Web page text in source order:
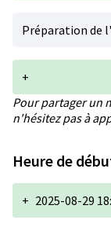
Préparation de
+
Pour partager un
n'hésitez pas à
Heure de
+ 2025-08-29